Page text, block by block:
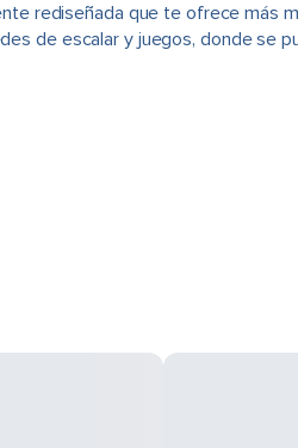
rediseñada que te ofrece más
de escalar y juegos, donde se